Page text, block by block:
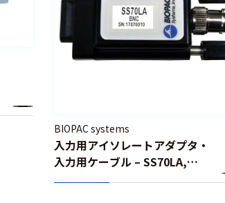
BIOPAC systems
入力用アイソレートアダプタ・
入力用ケーブル – SS70LA,